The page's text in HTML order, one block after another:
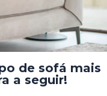
de sofá mais
a seguir!